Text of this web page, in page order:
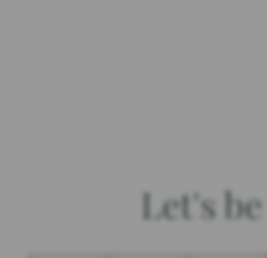
Let's